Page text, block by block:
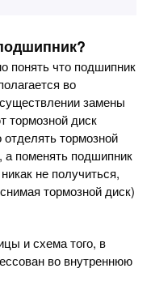
понять что подшипник
во
замены
тормозной диск
тормозной
а поменять подшипник
не получиться,
тормозной диск)